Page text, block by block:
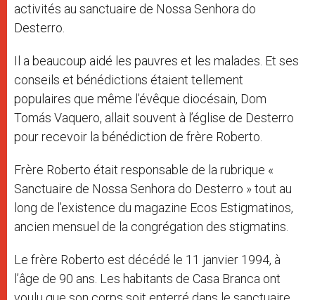
activités au sanctuaire de Nossa Senhora do
Desterro.
Il a beaucoup aidé les pauvres et les malades. Et ses
conseils et bénédictions étaient tellement
populaires que même l’évêque diocésain, Dom
Tomás Vaquero, allait souvent à l’église de Desterro
pour recevoir la bénédiction de frère Roberto.
Frère Roberto était responsable de la rubrique «
Sanctuaire de Nossa Senhora do Desterro » tout au
long de l’existence du magazine Ecos Estigmatinos,
ancien mensuel de la congrégation des stigmatins.
Le frère Roberto est décédé le 11 janvier 1994, à
l’âge de 90 ans. Les habitants de Casa Branca ont